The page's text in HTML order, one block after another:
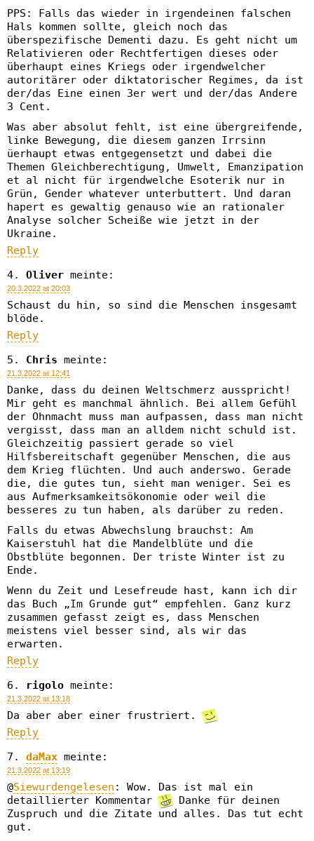
PPS: Falls das wieder in irgendeinen falschen
Hals kommen sollte, gleich noch das
überspezifische Dementi dazu. Es geht nicht um
Relativieren oder Rechtfertigen dieses oder
überhaupt eines Kriegs oder irgendwelcher
autoritärer oder diktatorischer Regimes, da ist
der/das Eine einen 3er wert und der/das Andere
3 Cent.
Was aber absolut fehlt, ist eine übergreifende,
linke Bewegung, die diesem ganzen Irrsinn
üerhaupt etwas entgegensetzt und dabei die
Themen Gleichberechtigung, Umwelt, Emanzipation
et al nicht für irgendwelche Esoterik nur in
Grün, Gender whatever unterbuttert. Und daran
hapert es gewaltig genauso wie an rationaler
Analyse solcher Scheiße wie jetzt in der
Ukraine.
Reply
Oliver meinte:
20.3.2022 at 20:03
Schaust du hin, so sind die Menschen insgesamt
blöde.
Reply
Chris meinte:
21.3.2022 at 12:41
Danke, dass du deinen Weltschmerz ausspricht!
Mir geht es manchmal ähnlich. Bei allem Gefühl
der Ohnmacht muss man aufpassen, dass man nicht
vergisst, dass man an alldem nicht schuld ist.
Gleichzeitig passiert gerade so viel
Hilfsbereitschaft gegenüber Menschen, die aus
dem Krieg flüchten. Und auch anderswo. Gerade
die, die gutes tun, sieht man weniger. Sei es
aus Aufmerksamkeitsökonomie oder weil die
besseres zu tun haben, als darüber zu reden.
Falls du etwas Abwechslung brauchst: Am
Kaiserstuhl hat die Mandelblüte und die
Obstblüte begonnen. Der triste Winter ist zu
Ende.
Wenn du Zeit und Lesefreude hast, kann ich dir
das Buch „Im Grunde gut“ empfehlen. Ganz kurz
zusammen gefasst zeigt es, dass Menschen
meistens viel besser sind, als wir das
erwarten.
Reply
rigolo meinte:
21.3.2022 at 13:18
Da aber aber einer frustriert.
Reply
daMax meinte:
21.3.2022 at 13:19
@Siewurdengelesen : Wow. Das ist mal ein
detaillierter Kommentar
Danke für deinen
Zuspruch und die Zitate und alles. Das tut echt
gut.